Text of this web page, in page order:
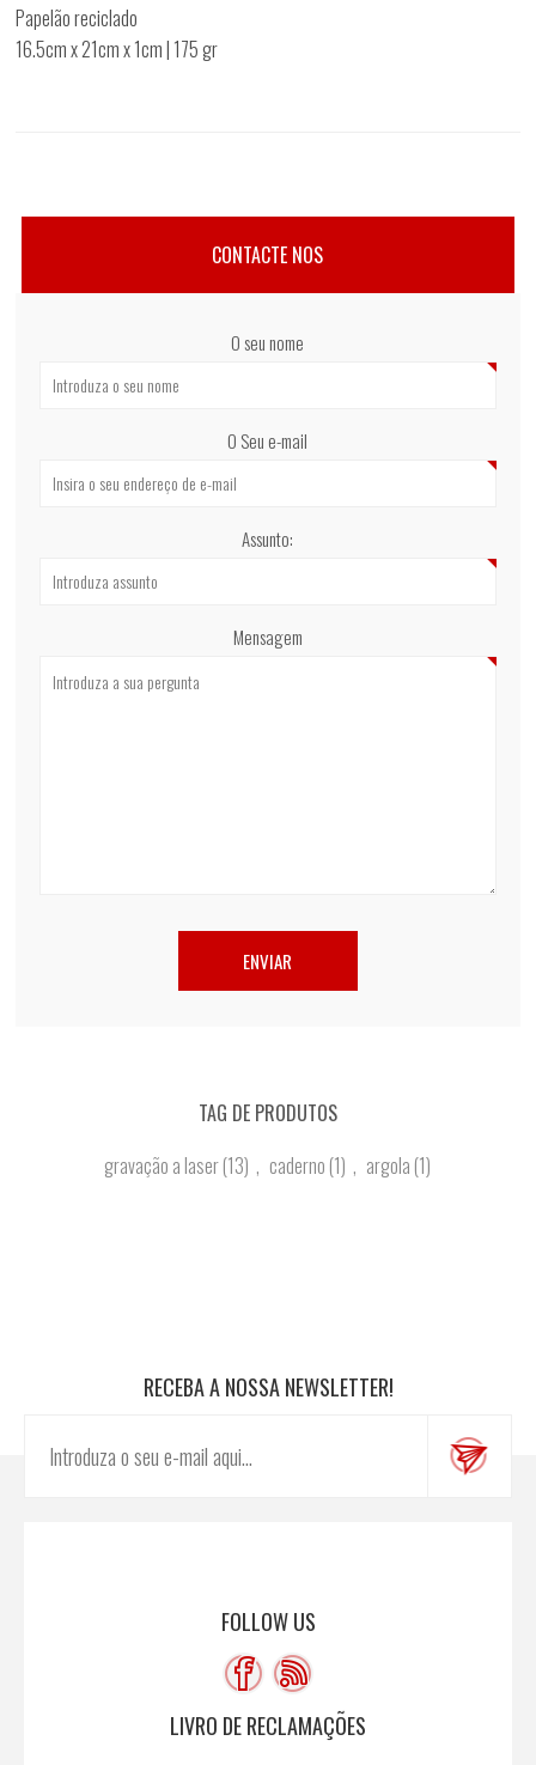
Papelão reciclado
16.5cm x 21cm x 1cm | 175 gr
CONTACTE NOS
O seu nome
O Seu e-mail
Assunto:
Mensagem
TAG DE PRODUTOS
gravação a laser(13) , caderno (1) , argola (1)
RECEBA A NOSSA NEWSLETTER!
FOLLOW US
LIVRO DE RECLAMAÇÕES